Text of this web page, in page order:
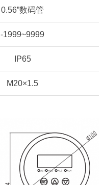
0.56”数码管
-1999~9999
IP65
M20×1.5